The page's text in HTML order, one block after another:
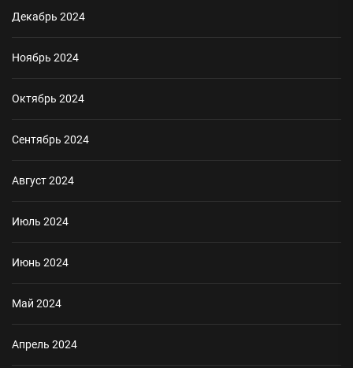
Декабрь 2024
Ноябрь 2024
Октябрь 2024
Сентябрь 2024
Август 2024
Июль 2024
Июнь 2024
Май 2024
Апрель 2024